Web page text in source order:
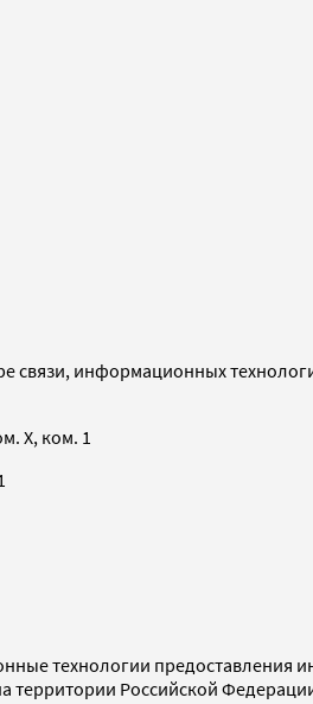
связи, информационных
X, ком. 1
технологии предоставления
территории Российской